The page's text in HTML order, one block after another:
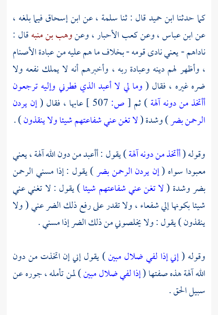
كما حدثناابن حميدقال : ثناسلمة ،عنابن إسحاقفيما بلغه ،
عنابن عباس ،وعنكعب الأحبار ،وعنوهب بن منبهقال :
ناداهم - يعني نادى قومه - بخلاف ما هم عليه من عبادة الأصنام
، وأظهر لهم دينه وعبادة ربه ، وأخبرهم أنه لا يملك نفعه ولا
ضره غيره ، فقال (وما لي لا أعبد الذي فطرني وإليه ترجعون
أأتخذ من دونه آلهة) ثم [ص: عابها ، فقال (إن يردن
الرحمن بضر) وشدة (لا تغن عني شفاعتهم شيئا ولا ينقذون) .
وقوله (أأتخذ من دونه آلهة) يقول : أأعبد من دون الله آلهة ، يعني
معبودا سواه (إن يردن الرحمن بضر) يقول : إذا مسني الرحمن
بضر وشدة (لا تغن عني شفاعتهم شيئا) يقول : لا تغني عني
شيئا بكونها إلي شفعاء ، ولا تقدر على رفع ذلك الضر عني ( ولا
ينقذون ) يقول : ولا يخلصوني من ذلك الضر إذا مسني .
وقوله (إني إذا لفي ضلال مبين) يقول إني إن اتخذت من دون
الله آلهة هذه صفتها (إذا لفي ضلال مبين) لمن تأمله ، جوره عن
سبيل الحق .